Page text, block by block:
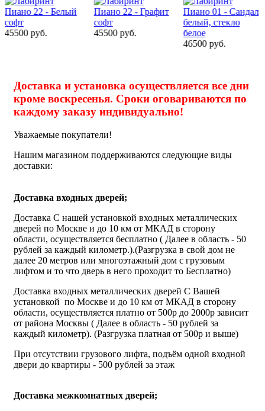
45500 руб.
46500 руб.
Доставка и установка осуществляется все дни
кроме воскресенья. Сроки оговариваются по
каждому заказу индивидуально!
Уважаемые покупатели!
Нашим магазином поддерживаются следующие виды
доставки:
Доставка входных дверей;
Доставка С нашей установкой входных металлических
дверей по Москве и до 10 км от МКАД в сторону
области, осуществляется бесплатно ( Далее в область - 50
рублей за каждый километр.).(Разгрузка в свой дом не
далее 20 метров или многоэтажный дом с грузовым
лифтом и то что дверь в него проходит то Бесплатно)
Доставка входных металлических дверей С Вашей
установкой по Москве и до 10 км от МКАД в сторону
области, осуществляется платно от 500р до 2000р зависит
от района Москвы ( Далее в область - 50 рублей за
каждый километр). (Разгрузка платная от 500р и выше)
При отсутствии грузового лифта, подъём одной входной
двери до квартиры - 500 рублей за этаж
Доставка межкомнатных дверей;